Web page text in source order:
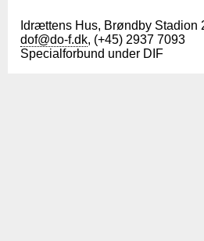
Idrættens Hus, Brøndby Stadion
dof@do-f.dk, (+45) 2937 7093
Specialforbund under DIF